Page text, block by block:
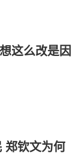
这么改是因
郑钦文为何